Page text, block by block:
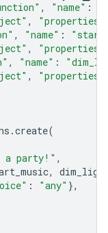
, "name" :
, "properties"
, "name" :
, "properties"
, "name" :
, "properties"
.create(
a party!" ,
,
: "any" },